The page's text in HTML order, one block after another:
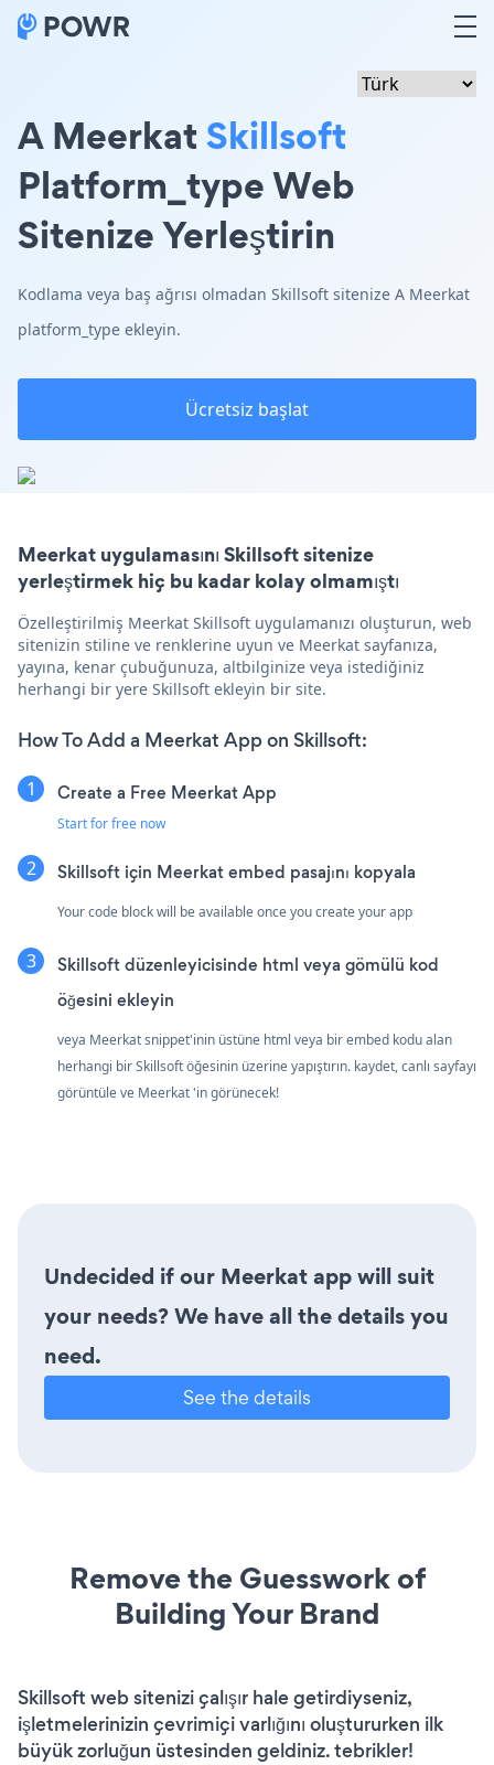
A MeerkatSkillsoft
Platform_type Web
Sitenize Yerleştirin
Kodlama veya baş ağrısı olmadan Skillsoft sitenize A Meerkat
platform_type ekleyin.
Ücretsiz başlat
Meerkat uygulamasını Skillsoft sitenize
yerleştirmek hiç bu kadar kolay olmamıştı
Özelleştirilmiş Meerkat Skillsoft uygulamanızı oluşturun, web
sitenizin stiline ve renklerine uyun ve Meerkat sayfanıza,
yayına, kenar çubuğunuza, altbilginize veya istediğiniz
herhangi bir yere Skillsoft ekleyin bir site.
How To Add a Meerkat App on Skillsoft:
Create a Free Meerkat App
Start for free now
Skillsoft için Meerkat embed pasajını kopyala
Your code block will be available once you create your app
Skillsoft düzenleyicisinde html veya gömülü kod
öğesini ekleyin
veya Meerkat snippet'inin üstüne html veya bir embed kodu alan
herhangi bir Skillsoft öğesinin üzerine yapıştırın. kaydet, canlı sayfayı
görüntüle ve Meerkat 'in görünecek!
Undecided if our Meerkat app will suit
your needs? We have all the details you
need.
See the details
Remove the Guesswork of
Building Your Brand
Skillsoft web sitenizi çalışır hale getirdiyseniz,
işletmelerinizin çevrimiçi varlığını oluştururken ilk
büyük zorluğun üstesinden geldiniz. tebrikler!